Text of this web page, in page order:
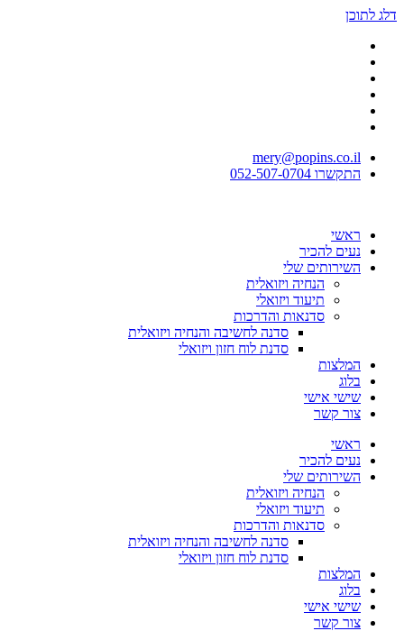
דלג לתוכן
mery@popins.co.il
התקשרו 052-507-0704
ראשי
נעים להכיר
השירותים שלי
הנחיה ויזואלית
תיעוד ויזואלי
סדנאות והדרכות
סדנה לחשיבה והנחיה ויזואלית
סדנת לוח חזון ויזואלי
המלצות
בלוג
שישי אישי
צור קשר
ראשי
נעים להכיר
השירותים שלי
הנחיה ויזואלית
תיעוד ויזואלי
סדנאות והדרכות
סדנה לחשיבה והנחיה ויזואלית
סדנת לוח חזון ויזואלי
המלצות
בלוג
שישי אישי
צור קשר